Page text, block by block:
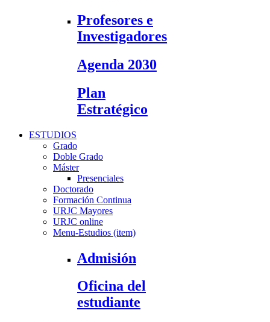
Profesores e
Investigadores
Agenda 2030
Plan
Estratégico
ESTUDIOS
Grado
Doble Grado
Máster
Presenciales
Doctorado
Formación Continua
URJC Mayores
URJC online
Menu-Estudios (item)
Admisión
Oficina del
estudiante